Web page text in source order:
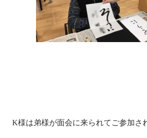
K様は弟様が面会に来られてご参加さ